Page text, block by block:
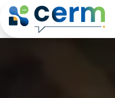
Se rendre au contenu